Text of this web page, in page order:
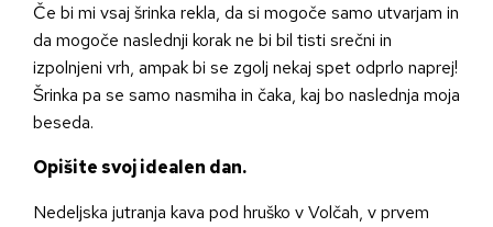
Če bi mi vsaj šrinka rekla, da si mogoče samo utvarjam in
da mogoče naslednji korak ne bi bil tisti srečni in
izpolnjeni vrh, ampak bi se zgolj nekaj spet odprlo naprej!
Šrinka pa se samo nasmiha in čaka, kaj bo naslednja moja
beseda.
Opišite svoj idealen dan.
Nedeljska jutranja kava pod hruško v Volčah, v prvem